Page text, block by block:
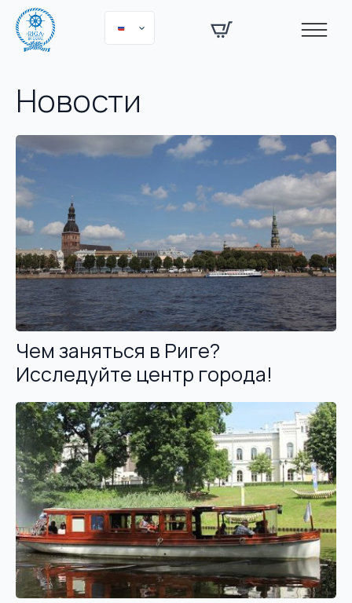
Новости
Чем заняться в Риге?
Исследуйте центр города!